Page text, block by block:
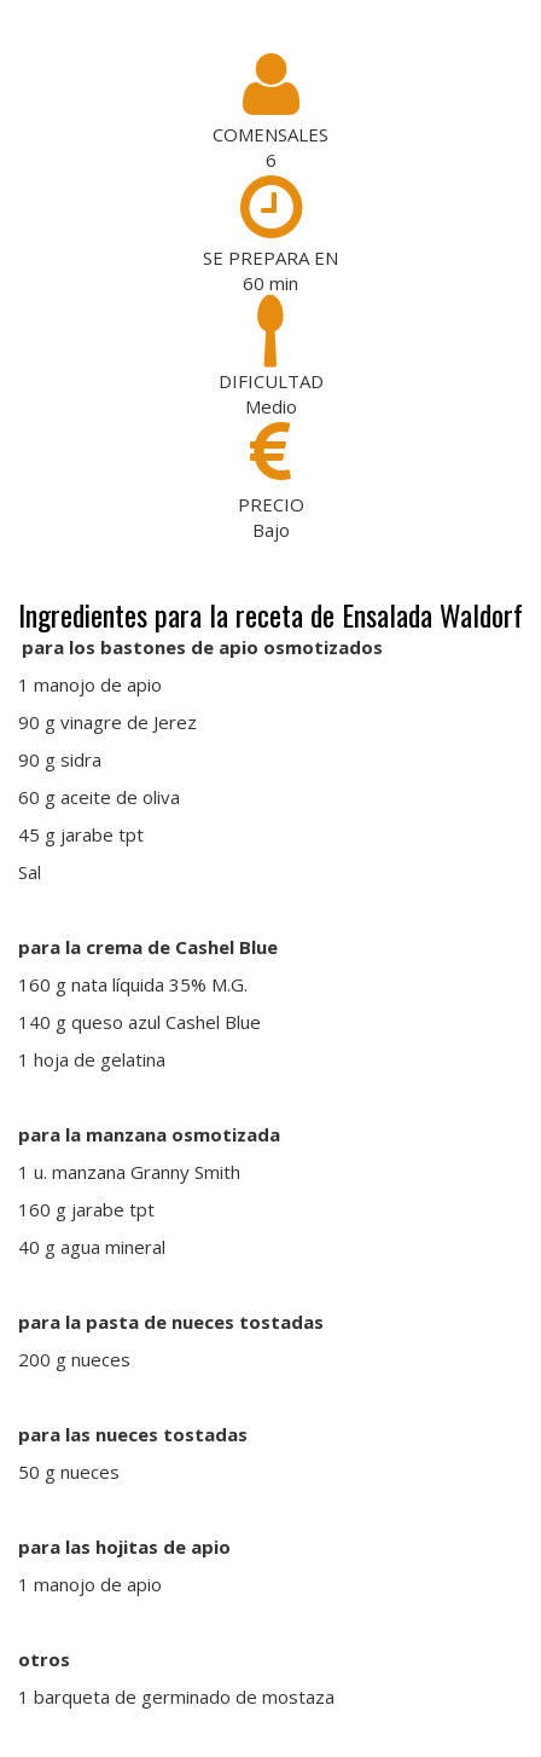
COMENSALES
6
SE PREPARA EN
60 min
DIFICULTAD
Medio
PRECIO
Bajo
Ingredientes para la receta de Ensalada Waldorf
para los bastones de apio osmotizados
1 manojo de apio
90 g vinagre de Jerez
90 g sidra
60 g aceite de oliva
45 g jarabe tpt
Sal
para la crema de Cashel Blue
160 g nata líquida 35% M.G.
140 g queso azul Cashel Blue
1 hoja de gelatina
para la manzana osmotizada
1 u. manzana Granny Smith
160 g jarabe tpt
40 g agua mineral
para la pasta de nueces tostadas
200 g nueces
para las nueces tostadas
50 g nueces
para las hojitas de apio
1 manojo de apio
otros
1 barqueta de germinado de mostaza